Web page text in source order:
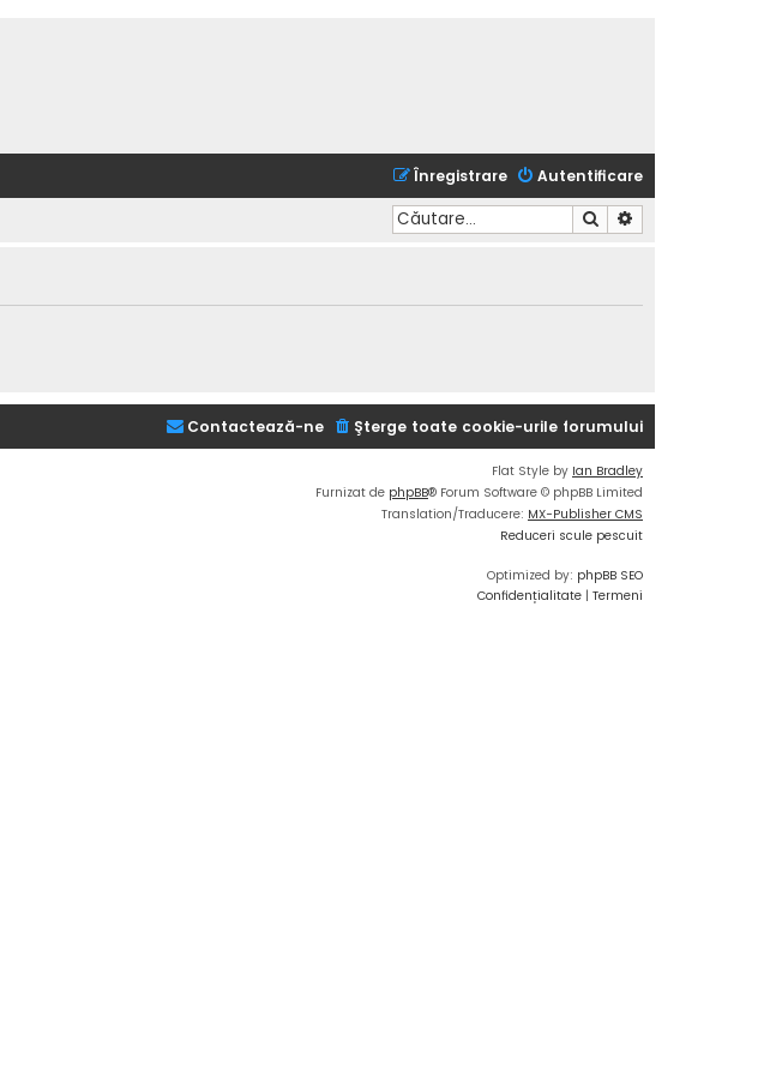
Autentificare
Înregistrare
Căutare
Şterge toate cookie-urile forumului
Contactează-ne
Flat Style by Ian Bradley
Furnizat de phpBB® Forum Software © phpBB Limited
Translation/Traducere: MX-Publisher CMS
Reduceri scule pescuit
Optimized by: phpBB SEO
Confidențialitate | Termeni